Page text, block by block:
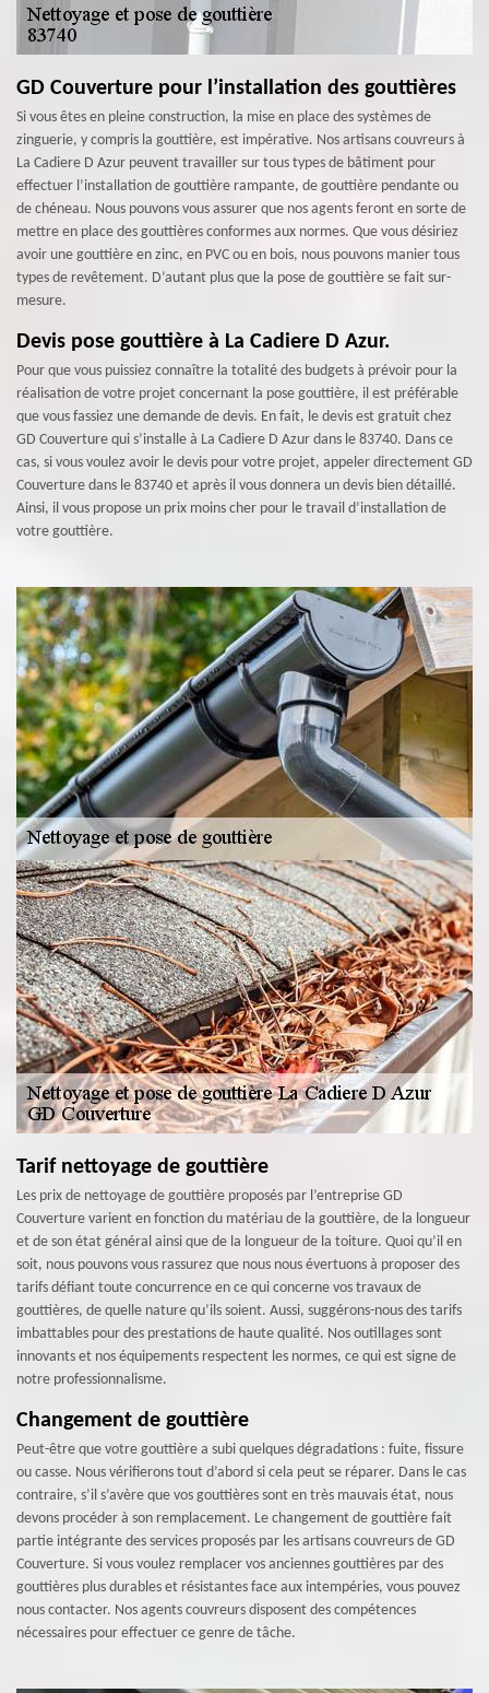
GD Couverture pour l’installation des gouttières
Si vous êtes en pleine construction, la mise en place des systèmes de
zinguerie, y compris la gouttière, est impérative. Nos artisans couvreurs à
La Cadiere D Azur peuvent travailler sur tous types de bâtiment pour
effectuer l’installation de gouttière rampante, de gouttière pendante ou
de chéneau. Nous pouvons vous assurer que nos agents feront en sorte de
mettre en place des gouttières conformes aux normes. Que vous désiriez
avoir une gouttière en zinc, en PVC ou en bois, nous pouvons manier tous
types de revêtement. D’autant plus que la pose de gouttière se fait sur-
mesure.
Devis pose gouttière à La Cadiere D Azur.
Pour que vous puissiez connaître la totalité des budgets à prévoir pour la
réalisation de votre projet concernant la pose gouttière, il est préférable
que vous fassiez une demande de devis. En fait, le devis est gratuit chez
GD Couverture qui s’installe à La Cadiere D Azur dans le 83740. Dans ce
cas, si vous voulez avoir le devis pour votre projet, appeler directement GD
Couverture dans le 83740 et après il vous donnera un devis bien détaillé.
Ainsi, il vous propose un prix moins cher pour le travail d’installation de
votre gouttière.
Tarif nettoyage de gouttière
Les prix de nettoyage de gouttière proposés par l’entreprise GD
Couverture varient en fonction du matériau de la gouttière, de la longueur
et de son état général ainsi que de la longueur de la toiture. Quoi qu’il en
soit, nous pouvons vous rassurez que nous nous évertuons à proposer des
tarifs défiant toute concurrence en ce qui concerne vos travaux de
gouttières, de quelle nature qu’ils soient. Aussi, suggérons-nous des tarifs
imbattables pour des prestations de haute qualité. Nos outillages sont
innovants et nos équipements respectent les normes, ce qui est signe de
notre professionnalisme.
Changement de gouttière
Peut-être que votre gouttière a subi quelques dégradations : fuite, fissure
ou casse. Nous vérifierons tout d’abord si cela peut se réparer. Dans le cas
contraire, s’il s’avère que vos gouttières sont en très mauvais état, nous
devons procéder à son remplacement. Le changement de gouttière fait
partie intégrante des services proposés par les artisans couvreurs de GD
Couverture. Si vous voulez remplacer vos anciennes gouttières par des
gouttières plus durables et résistantes face aux intempéries, vous pouvez
nous contacter. Nos agents couvreurs disposent des compétences
nécessaires pour effectuer ce genre de tâche.